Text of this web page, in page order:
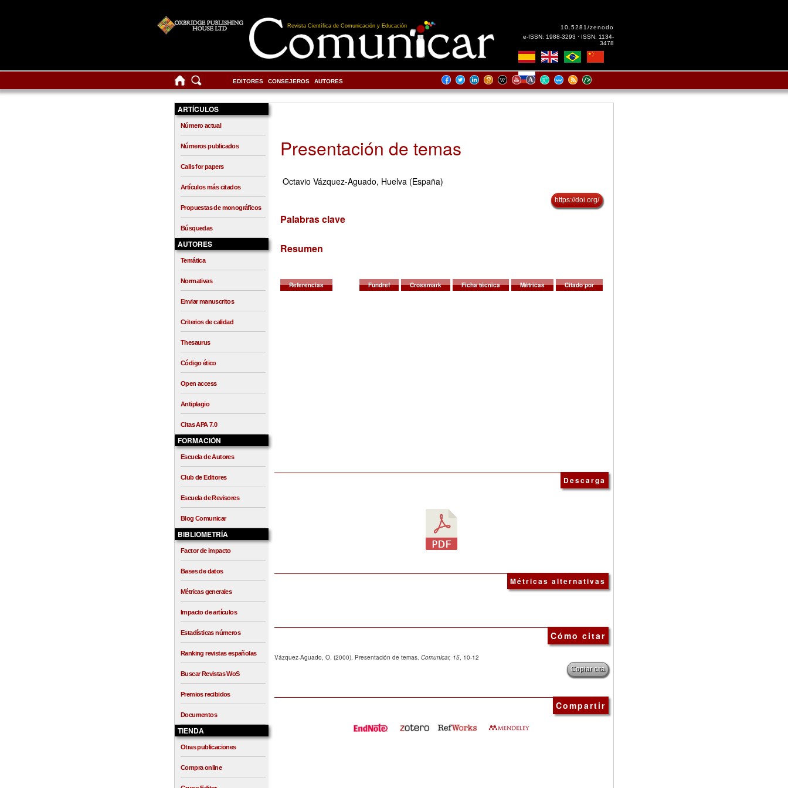
Revista Científica de Comunicación y Educación
10.5281/zenodo
e-ISSN: 1988-3293 · ISSN: 1134-
3478
EDITORES CONSEJEROS AUTORES
ARTÍCULOS
Número actual
Números publicados
Calls for papers
Artículos más citados
Propuestas de monográficos
Búsquedas
AUTORES
Temática
Normativas
Enviar manuscritos
Criterios de calidad
Thesaurus
Código ético
Open access
Antiplagio
Citas APA 7.0
FORMACIÓN
Escuela de Autores
Club de Editores
Escuela de Revisores
Blog Comunicar
BIBLIOMETRÍA
Factor de impacto
Bases de datos
Métricas generales
Impacto de artículos
Estadísticas números
Ranking revistas españolas
Buscar Revistas WoS
Premios recibidos
Documentos
TIENDA
Otras publicaciones
Compra online
Presentación de temas
Octavio Vázquez-Aguado, Huelva (España)
https://doi.org/
Palabras clave
Resumen
Referencias Fundref Crossmark Ficha técnica Métricas Citado por
Descarga
Métricas alternativas
Cómo citar
Vázquez-Aguado, O. (2000). Presentación de temas. Comunicar, 15, 10-12
Copiar cita
Compartir